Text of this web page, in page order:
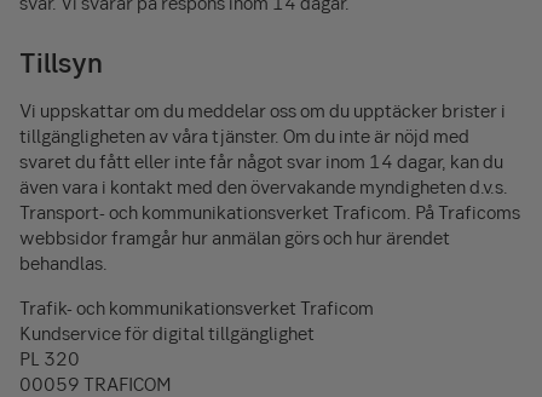
Tillsyn
Vi uppskattar om du meddelar oss om du upptäcker brister i
tillgängligheten av våra tjänster. Om du inte är nöjd med
svaret du fått eller inte får något svar inom 14 dagar, kan du
även vara i kontakt med den övervakande myndigheten d.v.s.
Transport- och kommunikationsverket Traficom. På Traficoms
webbsidor framgår hur anmälan görs och hur ärendet
behandlas.
Trafik- och kommunikationsverket Traficom
Kundservice för digital tillgänglighet
PL 320
00059 TRAFICOM